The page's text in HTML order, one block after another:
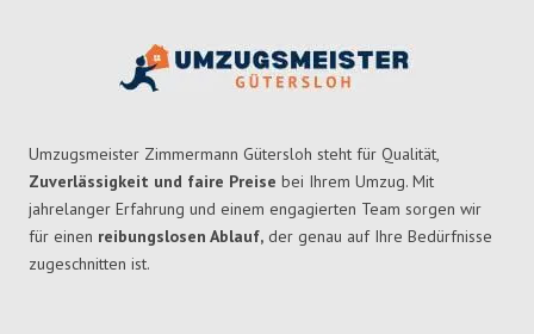
Umzugsmeister Zimmermann Gütersloh steht für Qualität,
Zuverlässigkeit und faire Preise bei Ihrem Umzug. Mit
jahrelanger Erfahrung und einem engagierten Team sorgen wir
für einen reibungslosen Ablauf, der genau auf Ihre Bedürfnisse
zugeschnitten ist.